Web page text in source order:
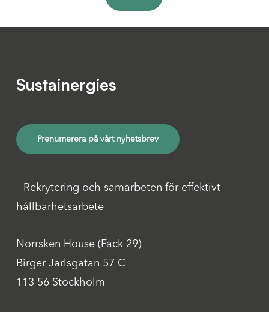
Sustainergies
Prenumerera på vårt nyhetsbrev
– Rekrytering och samarbeten för effektivt
hållbarhetsarbete
Norrsken House (Fack 29)
Birger Jarlsgatan 57 C
113 56 Stockholm